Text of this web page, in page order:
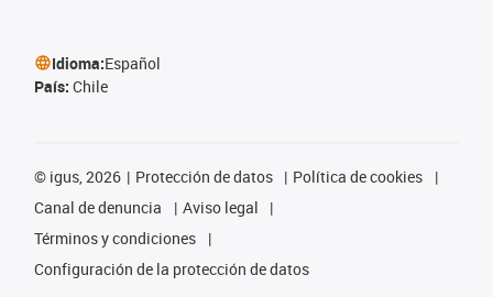
Idioma:Español
País: Chile
© igus, 2026 Protección de datos
Política de cookies
Canal de denuncia
Aviso legal
Términos y condiciones
Configuración de la protección de datos